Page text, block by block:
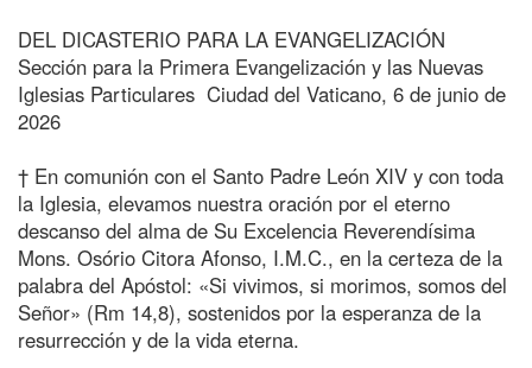
DEL DICASTERIO PARA LA EVANGELIZACIÓN
Sección para la Primera Evangelización y las Nuevas
Iglesias Particulares Ciudad del Vaticano, 6 de junio de
2026
† En comunión con el Santo Padre León XIV y con toda
la Iglesia, elevamos nuestra oración por el eterno
descanso del alma de Su Excelencia Reverendísima
Mons. Osório Citora Afonso, I.M.C., en la certeza de la
palabra del Apóstol: «Si vivimos, si morimos, somos del
Señor» (Rm 14,8), sostenidos por la esperanza de la
resurrección y de la vida eterna.